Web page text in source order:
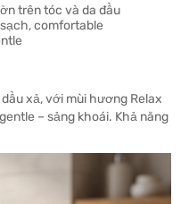
trên tóc và da đầu
comfortable
xả, với mùi hương Relax
– sảng khoái. Khả năng